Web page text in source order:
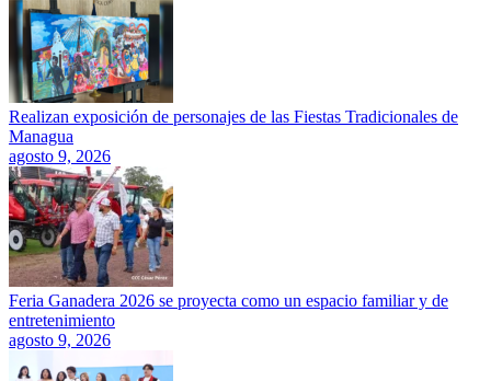
Realizan exposición de personajes de las Fiestas Tradicionales de
Managua
agosto 9, 2026
Feria Ganadera 2026 se proyecta como un espacio familiar y de
entretenimiento
agosto 9, 2026